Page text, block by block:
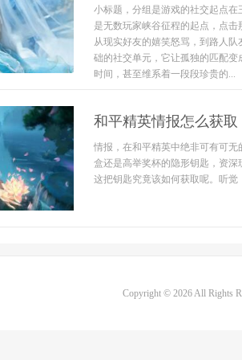
小标题，分组是游戏的社交起点
是无数玩家峡谷征程的起点，点
从现实好友的嬉笑怒骂，到路人
础的社交单元，它让孤独的匹配
时间，甚至维系着一段段珍贵的...
和平精英情报怎么获
情报，在和平精英中绝非可有可
盒还是高举奖杯的隐形钥匙，资
这把钥匙究竟该如何获取呢。听
Copyright © 2026 All Rights